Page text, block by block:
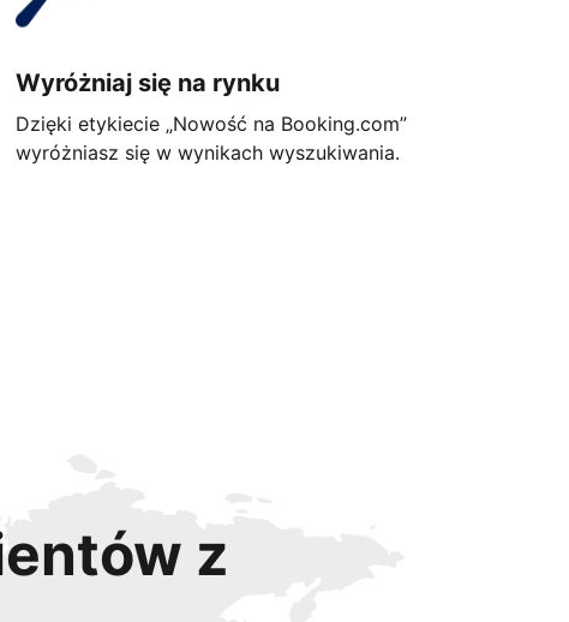
Wyróżniaj się na rynku
Dzięki etykiecie „Nowość na Booking.com”
wyróżniasz się w wynikach wyszukiwania.
z